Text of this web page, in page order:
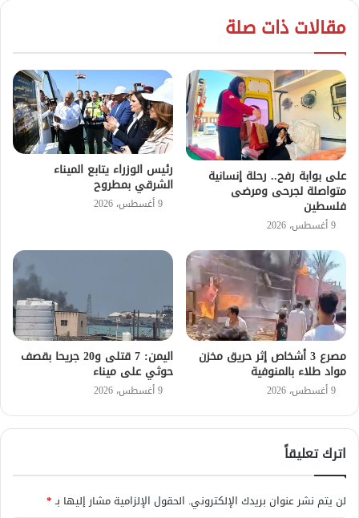
مقالات ذات صلة
على بوابة رفح.. رحلة إنسانية
متواصلة لجرحى ومرضى
فلسطين
9 أغسطس، 2026
رئيس الوزراء يتابع الميناء
الشرقي بمطروح
9 أغسطس، 2026
مصرع 3 أشخاص إثر حريق مخزن
مواد طلاء بالمنوفية
9 أغسطس، 2026
اليمن: 7 قتلى و20 جريحا بقصف
حوثي على ميناء
9 أغسطس، 2026
اترك تعليقاً
لن يتم نشر عنوان بريدك الإلكتروني. الحقول الإلزامية مشار إليها بـ*